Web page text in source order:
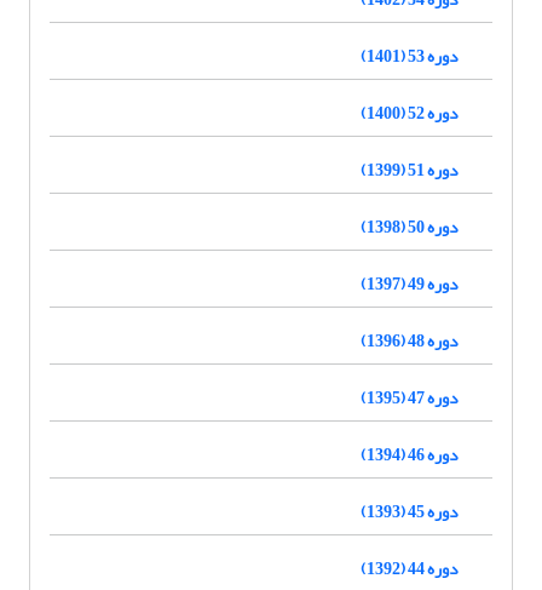
دوره 53 (1401)
دوره 52 (1400)
دوره 51 (1399)
دوره 50 (1398)
دوره 49 (1397)
دوره 48 (1396)
دوره 47 (1395)
دوره 46 (1394)
دوره 45 (1393)
دوره 44 (1392)